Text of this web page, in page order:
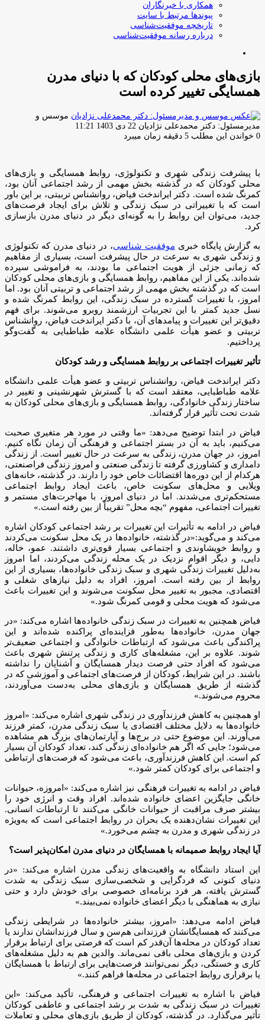
همکاری با خبرنگاران
پیوندها مرتبط با سایت
تاریخچه موفقیت‌شناسی
درباره رسانه موفقیت‌شناسی
بازی‌های محلی کودکان که با دنیای مدرن
همسایگی تغییر کرده است
موسس و
مدیرمسئول: دکتر محمدعلی نژادیان ارسال
ایمیل
22 دی 1403 11:21
0 خواندن این مطلب 5 دقیقه زمان میبرد
با پیشرفت زندگی شهری و تکنولوژی، روابط همسایگی و بازی‌های
محلی کودکان که در گذشته بخش مهمی از رشد اجتماعی آنان بود،
کمرنگ شده است. دکتر ایراندخت فیاض، روانشناس تربیتی، بر این باور
است که با تغییراتی در سبک زندگی و تلاش برای ایجاد فرصت‌های
جدید، می‌توان این روابط را به گونه‌ای دیگر در دنیای مدرن بازسازی
کرد.
به گزارش پایگاه خبری موفقیت شناسی، در دنیای مدرن که تکنولوژی
و زندگی شهری به سرعت در حال پیشرفت است، بسیاری از مفاهیم
که زمانی جزئی از هویت اجتماعی ما بودند، به فراموشی سپرده
شده‌اند. یکی از این مفاهیم، روابط همسایگی و بازی‌های محلی کودکان
است که در گذشته بخش مهمی از رشد اجتماعی و تربیتی آنان بود. اما
امروز، با تغییرات گسترده در سبک زندگی، این روابط کمرنگ شده و
نسل جدید کمتر با این تجربیات ارزشمند روبرو می‌شوند. برای فهم
دقیق‌تر این تغییرات و پیامدهای آن، با دکتر ایراندخت فیاض، روانشناس
تربیتی و عضو هیأت علمی دانشگاه علامه طباطبایی به گفت‌وگو
پرداختیم.
تأثیر تغییرات اجتماعی بر روابط همسایگی و رشد کودکان
دکتر ایراندخت فیاض، روانشناس تربیتی و عضو هیأت علمی دانشگاه
علامه طباطبایی، معتقد است که با گسترش شهرنشینی و تغییر در
ساختار زندگی خانوادگی، روابط همسایگی و بازی‌های محلی کودکان به
شدت تحت تأثیر قرار گرفته‌اند.
فیاض در ابتدا توضیح می‌دهد: «ما وقتی در مورد هر متغیری صحبت
می‌کنیم، باید به آن در بستر اجتماعی و فرهنگی آن زمان نگاه کنیم.
امروز، در جهان مدرن، زندگی به سرعت در حال تغییر است. از زندگی
دامداری و کشاورزی گرفته تا زندگی صنعتی و امروز زندگی فراصنعتی،
هرکدام از این دوره‌ها اقتضائات خاص خود را دارند. در گذشته، خانه‌های
ویلایی و محل‌های سکونت خاص، باعث ایجاد روابط اجتماعی
مستحکم‌تری می‌شدند. اما در دنیای امروز، با مهاجرت‌های مستمر و
تغییرات اجتماعی، مفهوم “بچه محل” تقریباً از بین رفته است.»
فیاض در ادامه به تأثیرات این تغییرات بر رشد اجتماعی کودکان اشاره
می‌کند و می‌گوید:«در گذشته، خانواده‌ها در یک محل سکونت می‌کردند
و روابط خویشاوندی و اجتماعی بسیار قوی‌تری داشتند. عمو، خاله،
دایی، و دیگر اقوام نزدیک در یک محله زندگی می‌کردند، اما امروز
به‌دلیل تغییرات زندگی شهری و سبک زندگی خانواده‌ها، بسیاری از این
روابط از بین رفته است. امروز، افراد به دلیل نیازهای شغلی و
اقتصادی، مجبور به تغییر محل سکونت می‌شوند و این تغییرات باعث
می‌شود که هویت محلی و قومی کمرنگ شود.»
فیاض همچنین به تغییرات در سبک زندگی خانواده‌ها اشاره می‌کند: «در
جهان مدرن، خانواده‌ها به‌طور فزاینده‌ای پراکنده شده‌اند و این
پراکندگی باعث می‌شود که ارتباطات خانوادگی و اجتماعی ضعیف‌تر
شوند. علاوه بر این، مشغله‌های کاری و زندگی پرتنش شهری باعث
می‌شود که افراد حتی فرصت دیدار همسایگان و آشنایان را نداشته
باشند. در این شرایط، کودکان از فرصت‌های اجتماعی و آموزشی که در
گذشته از طریق همسایگان و بازی‌های محلی به‌دست می‌آوردند،
محروم می‌شوند.»
او همچنین به کاهش فرزندآوری در زندگی شهری اشاره می‌کند: «امروز
خانواده‌ها به دلایل مختلف اقتصادی یا سبک زندگی مدرن، کمتر فرزند
می‌آورند. این موضوع حتی در برج‌ها و آپارتمان‌های بزرگ هم مشاهده
می‌شود؛ جایی که اگر هم خانواده‌ای زندگی کند، تعداد کودکان آن بسیار
کم است. این کاهش فرزندآوری، باعث می‌شود که فرصت‌های ارتباطی
و اجتماعی برای کودکان کمتر شود.»
فیاض در ادامه به تغییرات فرهنگی نیز اشاره می‌کند: «امروزه، حیوانات
خانگی جایگزین اعضای خانواده شده‌اند. افراد وقت و انرژی خود را
بیشتر صرف مراقبت از حیوانات خانگی می‌کنند تا ارتباطات انسانی.
این تغییرات نشان‌دهنده یک بحران در روابط اجتماعی است که به‌ویژه
در زندگی شهری و مدرن به چشم می‌خورد.»
آیا ایجاد روابط صمیمانه با همسایگان در دنیای مدرن امکان‌پذیر است؟
این استاد دانشگاه به واقعیت‌های زندگی مدرن اشاره می‌کند: «در
دنیای کنونی که فردگرایی و شخصی‌سازی سبک زندگی به شدت
گسترش یافته، هر فرد برنامه‌ای خصوصی برای خودش دارد و حتی
نیازی به هماهنگی با دیگر اعضای خانواده نمی‌بیند.»
فیاض ادامه می‌دهد: «امروز، بیشتر خانواده‌ها در شرایطی زندگی
می‌کنند که همسایگانشان فرزندانی هم‌سن و سال فرزندانشان ندارند یا
تعداد کودکان در محله‌ها آن‌قدر کم است که فرصتی برای ارتباط برقرار
کردن و بازی‌های محلی باقی نمی‌ماند. والدین هم به دلیل مشغله‌های
کاری و خستگی، دیگر نمی‌توانند فرصت‌هایی برای ارتباط با همسایگان
یا برقراری روابط اجتماعی در محله‌ها فراهم کنند.»
فیاض با اشاره به تغییرات اجتماعی و فرهنگی، تأکید می‌کند: «این
تغییرات در سبک زندگی به شدت بر رشد اجتماعی و عاطفی کودکان
تأثیر می‌گذارد. در گذشته، کودکان از طریق بازی‌های محلی و تعاملات